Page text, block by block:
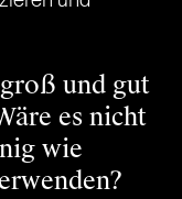
und gut
es nicht
wie